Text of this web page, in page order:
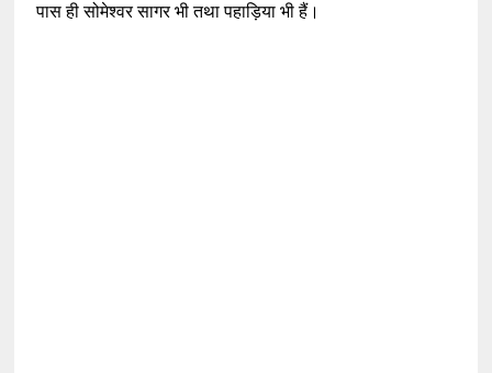
पास ही सोमेश्वर सागर भी तथा पहाड़िया भी हैं।